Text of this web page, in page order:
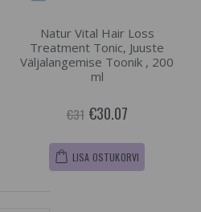
Natur Vital Hair Loss
Treatment Tonic, Juuste
Väljalangemise Toonik , 200
ml
€31 €30.07
LISA OSTUKORVI